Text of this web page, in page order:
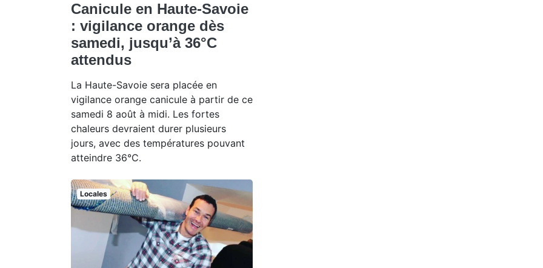
Canicule en Haute-Savoie
: vigilance orange dès
samedi, jusqu’à 36°C
attendus
La Haute-Savoie sera placée en
vigilance orange canicule à partir de ce
samedi 8 août à midi. Les fortes
chaleurs devraient durer plusieurs
jours, avec des températures pouvant
atteindre 36°C.
Locales